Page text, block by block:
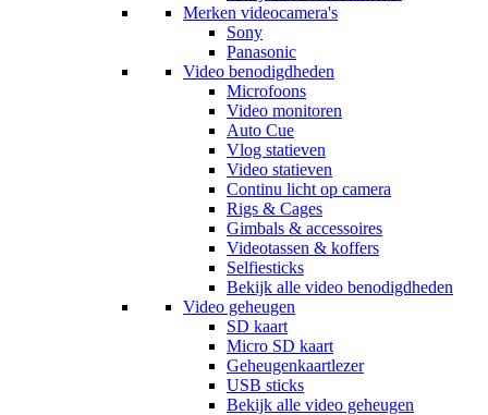
Merken videocamera's
Sony
Panasonic
Video benodigdheden
Microfoons
Video monitoren
Auto Cue
Vlog statieven
Video statieven
Continu licht op camera
Rigs & Cages
Gimbals & accessoires
Videotassen & koffers
Selfiesticks
Bekijk alle video benodigdheden
Video geheugen
SD kaart
Micro SD kaart
Geheugenkaartlezer
USB sticks
Bekijk alle video geheugen